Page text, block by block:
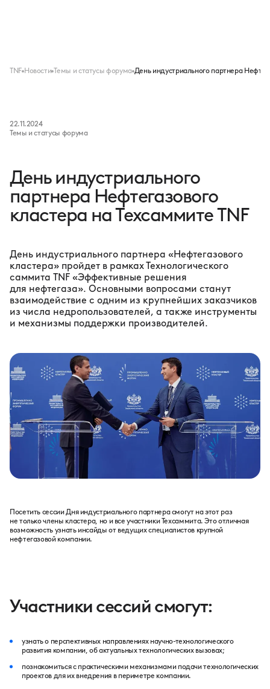
TNF Новости Темы и статусы форума День индустриального партнера
22.11.2024
Темы и статусы форума
День индустриального
партнера Нефтегазового
кластера на Техсаммите TNF
День индустриального партнера «Нефтегазового
кластера» пройдет в рамках Технологического
саммита TNF «Эффективные решения
для нефтегаза». Основными вопросами станут
взаимодействие с одним из крупнейших заказчиков
из числа недропользователей, а также инструменты
и механизмы поддержки производителей.
Посетить сессии Дня индустриального партнера смогут на этот раз
не только члены кластера, но и все участники Техсаммита. Это отличная
возможность узнать инсайды от ведущих специалистов крупной
нефтегазовой компании.
Участники сессий смогут:
узнать о перспективных направлениях научно-технологического
развития компании, об актуальных технологических вызовах;
познакомиться с практическими механизмами подачи технологических
проектов для их внедрения в периметре компании.